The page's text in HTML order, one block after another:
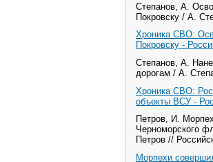
Степанов, А.
Покровску / А.
Хроника СВО:
Покровску -
Степанов, А.
дорогам / А.
Хроника СВО:
объекты ВСУ -
Петров, И.
Черноморского
Петров //
Морпехи